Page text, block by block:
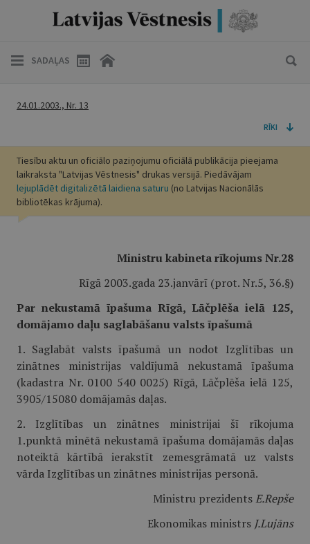
SADAĻAS
24.01.2003., Nr. 13
RĪKI
Tiesību aktu un oficiālo paziņojumu oficiālā publikācija pieejama
laikraksta "Latvijas Vēstnesis" drukas versijā. Piedāvājam
lejuplādēt digitalizētā laidiena saturu (no Latvijas Nacionālās
bibliotēkas krājuma).
Ministru kabineta rīkojums Nr.28
Rīgā 2003.gada 23.janvārī (prot. Nr.5, 36.§)
Par nekustamā īpašuma Rīgā, Lāčplēša ielā 125,
domājamo daļu saglabāšanu valsts īpašumā
1. Saglabāt valsts īpašumā un nodot Izglītības un
zinātnes ministrijas valdījumā nekustamā īpašuma
(kadastra Nr. 0100 540 0025) Rīgā, Lāčplēša ielā 125,
3905/15080 domājamās daļas.
2. Izglītības un zinātnes ministrijai šī rīkojuma
1.punktā minētā nekustamā īpašuma domājamās daļas
noteiktā kārtībā ierakstīt zemesgrāmatā uz valsts
vārda Izglītības un zinātnes ministrijas personā.
Ministru prezidentsE.Repše
Ekonomikas ministrs J.Lujāns